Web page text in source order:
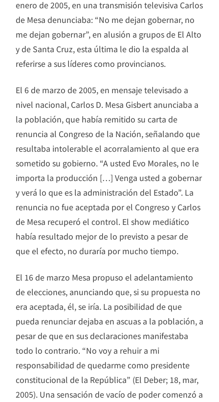
enero de 2005, en una transmisión televisiva Carlos
de Mesa denunciaba: “No me dejan gobernar, no
me dejan gobernar”, en alusión a grupos de El Alto
y de Santa Cruz, esta última le dio la espalda al
referirse a sus líderes como provincianos.
El 6 de marzo de 2005, en mensaje televisado a
nivel nacional, Carlos D. Mesa Gisbert anunciaba a
la población, que había remitido su carta de
renuncia al Congreso de la Nación, señalando que
resultaba intolerable el acorralamiento al que era
sometido su gobierno. “A usted Evo Morales, no le
importa la producción […] Venga usted a gobernar
y verá lo que es la administración del Estado”. La
renuncia no fue aceptada por el Congreso y Carlos
de Mesa recuperó el control. El show mediático
había resultado mejor de lo previsto a pesar de
que el efecto, no duraría por mucho tiempo.
El 16 de marzo Mesa propuso el adelantamiento
de elecciones, anunciando que, si su propuesta no
era aceptada, él, se iría. La posibilidad de que
pueda renunciar dejaba en ascuas a la población, a
pesar de que en sus declaraciones manifestaba
todo lo contrario. “No voy a rehuir a mi
responsabilidad de quedarme como presidente
constitucional de la República” (El Deber; 18, mar,
2005). Una sensación de vacío de poder comenzó a